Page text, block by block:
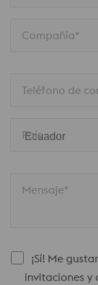
Compañía*
Teléfono de
País
Mensaje*
¡Sí! Me
invitaciones y